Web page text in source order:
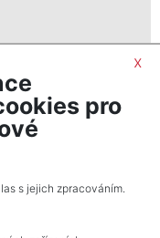
Praha
x
pro
s jejich zpracováním.